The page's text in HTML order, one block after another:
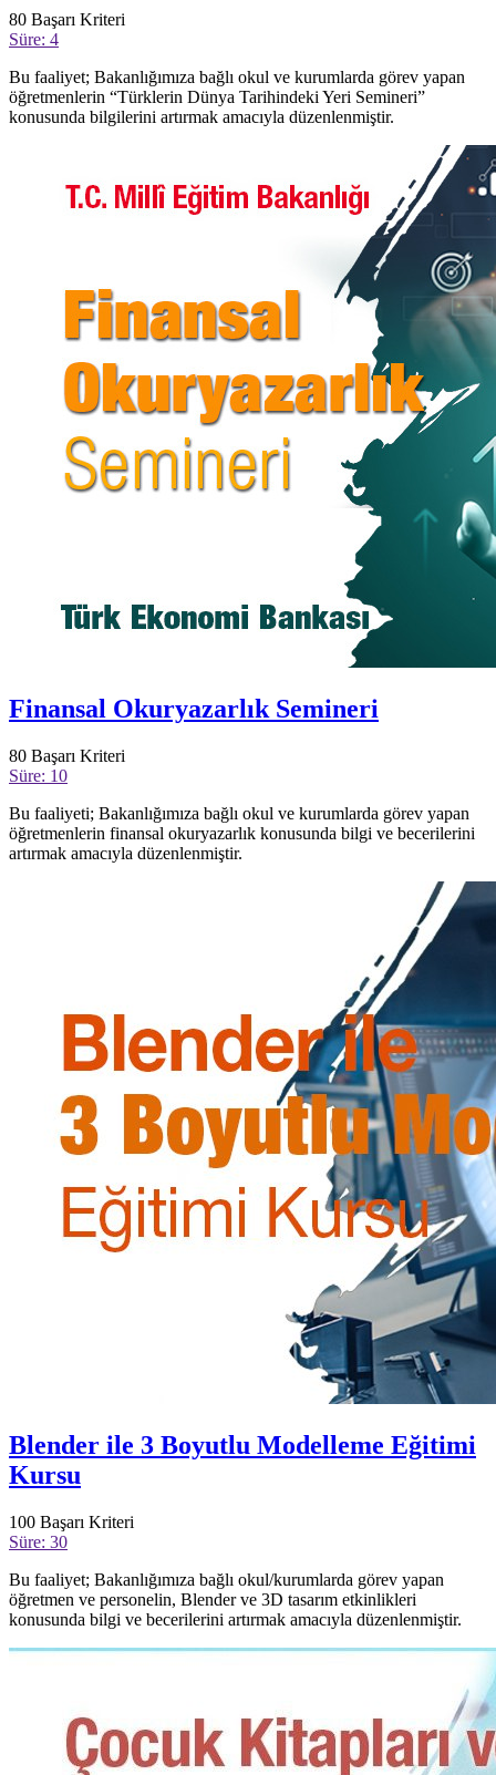
80 Başarı Kriteri
Süre: 4
Bu faaliyet; Bakanlığımıza bağlı okul ve kurumlarda görev yapan
öğretmenlerin “Türklerin Dünya Tarihindeki Yeri Semineri”
konusunda bilgilerini artırmak amacıyla düzenlenmiştir.
Finansal Okuryazarlık Semineri
80 Başarı Kriteri
Süre: 10
Bu faaliyeti; Bakanlığımıza bağlı okul ve kurumlarda görev yapan
öğretmenlerin finansal okuryazarlık konusunda bilgi ve becerilerini
artırmak amacıyla düzenlenmiştir.
Blender ile 3 Boyutlu Modelleme Eğitimi
Kursu
100 Başarı Kriteri
Süre: 30
Bu faaliyet; Bakanlığımıza bağlı okul/kurumlarda görev yapan
öğretmen ve personelin, Blender ve 3D tasarım etkinlikleri
konusunda bilgi ve becerilerini artırmak amacıyla düzenlenmiştir.